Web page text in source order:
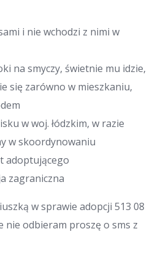
i nie wchodzi z nimi w
na smyczy, świetnie mu idzie,
się zarówno w mieszkaniu,
w woj. łódzkim, w razie
w skoordynowaniu
adoptującego
zagraniczna
w sprawie adopcji 513 08
nie odbieram proszę o sms z